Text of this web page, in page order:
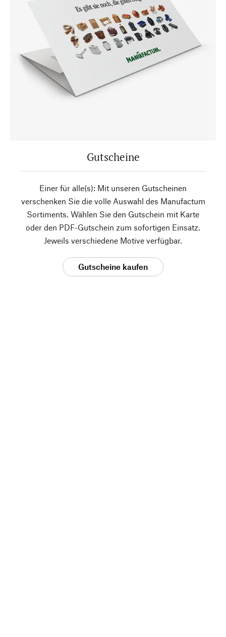
Gutscheine
Einer für alle(s): Mit unseren Gutscheinen
verschenken Sie die volle Auswahl des Manufactum
Sortiments. Wählen Sie den Gutschein mit Karte
oder den PDF-Gutschein zum sofortigen Einsatz.
Jeweils verschiedene Motive verfügbar.
Gutscheine kaufen